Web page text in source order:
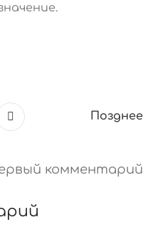
Позднее
комментарий